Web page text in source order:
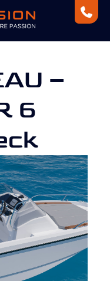
–
6